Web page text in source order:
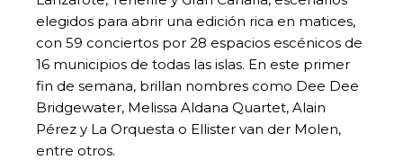
elegidos para abrir una edición rica en matices,
con 59 conciertos por 28 espacios escénicos de
16 municipios de todas las islas. En este primer
fin de semana, brillan nombres como Dee Dee
Bridgewater, Melissa Aldana Quartet, Alain
Pérez y La Orquesta o Ellister van der Molen,
entre otros.